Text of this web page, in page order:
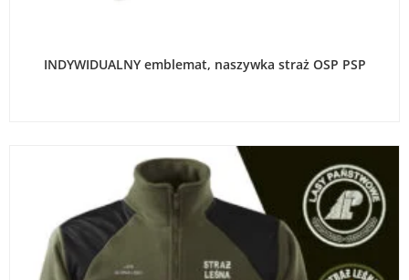
INDYWIDUALNY emblemat, naszywka straż OSP PSP